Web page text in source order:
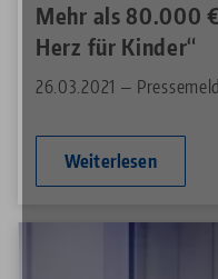
Mehr als 80.000
Herz für Kinder“
26.03.2021 —
Weiterlesen